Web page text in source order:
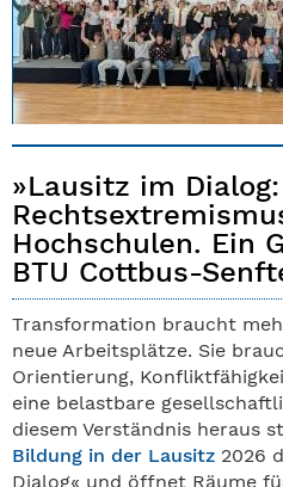
»Lausitz im Dialog:
Hochschulen. Ein
BTU Cottbus-
Transformation braucht
neue Arbeitsplätze. Sie
Orientierung,
eine belastbare
diesem Verständnis heraus
Bildung in der Lausitz 2026
Dialog« und öffnet Räume